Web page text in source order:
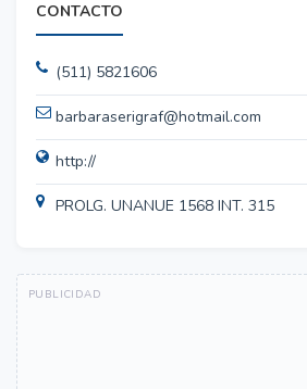
CONTACTO
(511) 5821606
barbaraserigraf@hotmail.com
http://
PROLG. UNANUE 1568 INT. 315